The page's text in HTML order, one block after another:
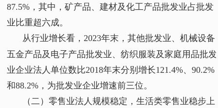
87.5%，其中，矿产品、建材及化工产品批发业占批发
业比重超六成。
从行业增长看，2023年末，其他批发业、机械设备
五金产品及电子产品批发业、纺织服装及家庭用品批发
业企业法人单位数比2018年末分别增长121.4%、90.2%
和88.2%，为批发业企业增速前三位。
（二）零售业法人规模稳定，生活类零售业稳步上